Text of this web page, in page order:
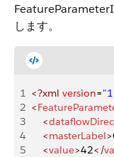
します。
1 <?xml version=
2 <
3
    <
4
    <
masterLabel>
5
    <
value>42</